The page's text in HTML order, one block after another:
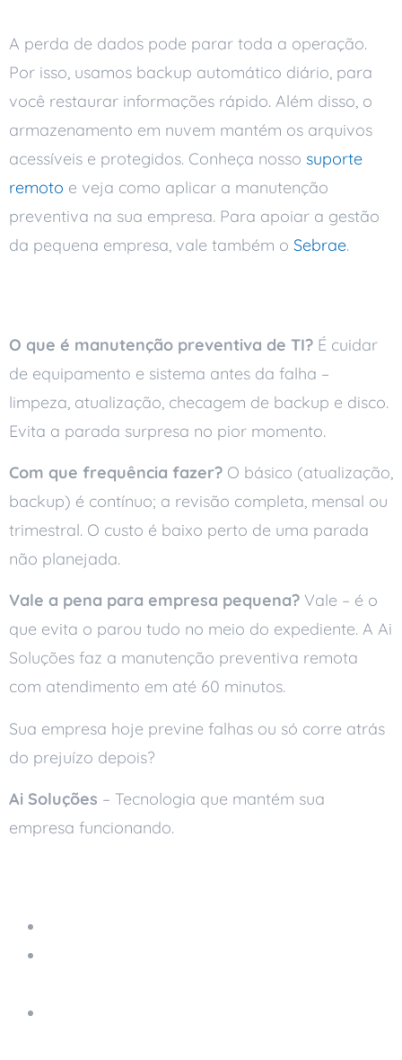
A perda de dados pode parar toda a operação.
Por isso, usamos backup automático diário, para
você restaurar informações rápido. Além disso, o
armazenamento em nuvem mantém os arquivos
acessíveis e protegidos. Conheça nosso suporte
remoto e veja como aplicar a manutenção
preventiva na sua empresa. Para apoiar a gestão
da pequena empresa, vale também o Sebrae.
O que é manutenção preventiva de TI? É cuidar
de equipamento e sistema antes da falha –
limpeza, atualização, checagem de backup e disco.
Evita a parada surpresa no pior momento.
Com que frequência fazer? O básico (atualização,
backup) é contínuo; a revisão completa, mensal ou
trimestral. O custo é baixo perto de uma parada
não planejada.
Vale a pena para empresa pequena? Vale – é o
que evita o parou tudo no meio do expediente. A Ai
Soluções faz a manutenção preventiva remota
com atendimento em até 60 minutos.
Sua empresa hoje previne falhas ou só corre atrás
do prejuízo depois?
Ai Soluções – Tecnologia que mantém sua
empresa funcionando.